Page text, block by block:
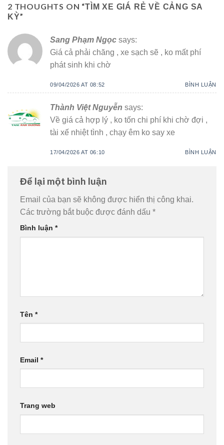
2 THOUGHTS ON “TÌM XE GIÁ RẺ VỀ CẢNG SA
KỲ”
Sang Phạm Ngọc says:
Giá cả phải chăng , xe sạch sẽ , ko mất phí
phát sinh khi chờ
09/04/2026 AT 08:52 BÌNH LUẬN
Thành Việt Nguyễn says:
Về giá cả hợp lý , ko tốn chi phí khi chờ đợi ,
tài xế nhiệt tình , chạy êm ko say xe
17/04/2026 AT 06:10 BÌNH LUẬN
Để lại một bình luận
Email của bạn sẽ không được hiển thị công khai.
Các trường bắt buộc được đánh dấu *
Bình luận *
Tên *
Email *
Trang web